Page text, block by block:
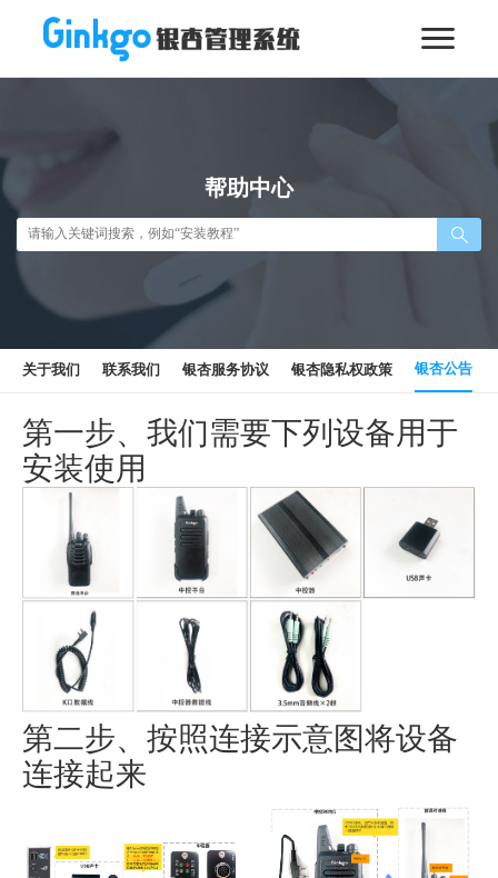
帮助中心
关于我们 联系我们 银杏服务协议 银杏隐私权政策 银杏公告
第一步、我们需要下列设备用于
安装使用
第二步、按照连接示意图将设备
连接起来